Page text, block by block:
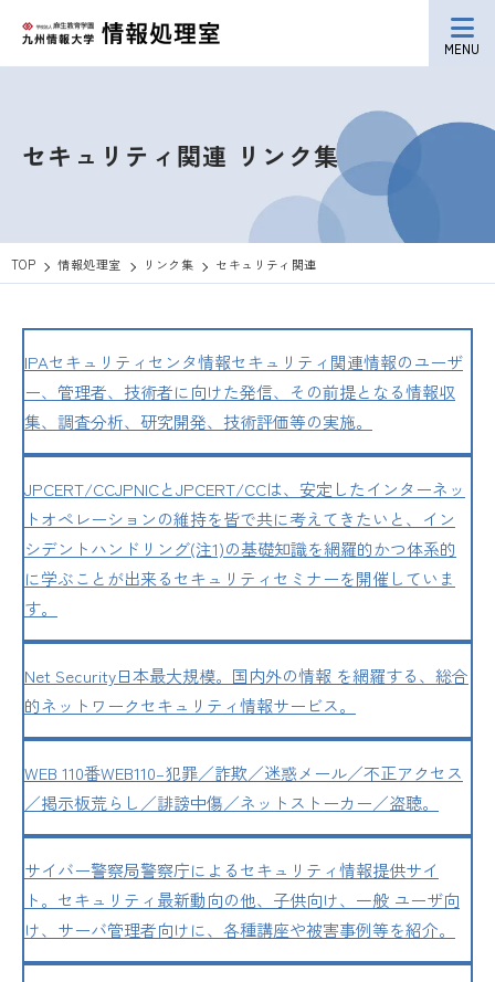
MENU
セキュリティ関連 リンク集
TOP 情報処理室 リンク集 セキュリティ関連
IPAセキュリティセンタ情報セキュリティ関連情報のユーザ
ー、管理者、技術者に向けた発信、その前提となる情報収
集、調査分析、研究開発、技術評価等の実施。
JPCERT/CCJPNICとJPCERT/CCは、安定したインターネッ
トオペレーションの維持を皆で共に考えてきたいと、イン
シデントハンドリング(注1)の基礎知識を網羅的かつ体系的
に学ぶことが出来るセキュリティセミナーを開催していま
す。
Net Security日本最大規模。国内外の情報 を網羅する、総合
的ネットワークセキュリティ情報サービス。
WEB 110番WEB110–犯罪／詐欺／迷惑メール／不正アクセス
／掲示板荒らし／誹謗中傷／ネットストーカー／盗聴。
サイバー警察局警察庁によるセキュリティ情報提供サイ
ト。セキュリティ最新動向の他、子供向け、一般 ユーザ向
け、サーバ管理者向けに、各種講座や被害事例等を紹介。